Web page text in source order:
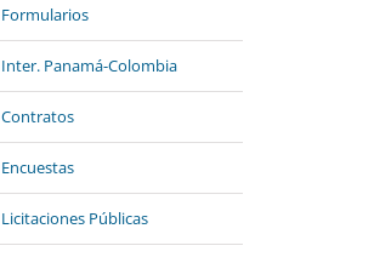
Formularios
Inter. Panamá-Colombia
Contratos
Encuestas
Licitaciones Públicas